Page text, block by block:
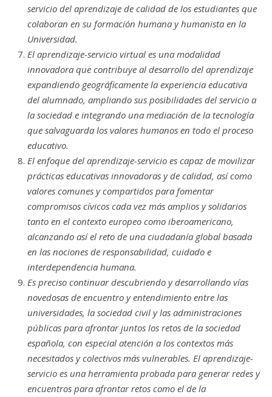
servicio del aprendizaje de calidad de los estudiantes que
colaboran en su formación humana y humanista en la
Universidad.
El aprendizaje-servicio virtual es una modalidad
innovadora que contribuye al desarrollo del aprendizaje
expandiendo geográficamente la experiencia educativa
del alumnado, ampliando sus posibilidades del servicio a
la sociedad e integrando una mediación de la tecnología
que salvaguarda los valores humanos en todo el proceso
educativo.
El enfoque del aprendizaje-servicio es capaz de movilizar
prácticas educativas innovadoras y de calidad, así como
valores comunes y compartidos para fomentar
compromisos cívicos cada vez más amplios y solidarios
tanto en el contexto europeo como iberoamericano,
alcanzando así el reto de una ciudadanía global basada
en las nociones de responsabilidad, cuidado e
interdependencia humana.
Es preciso continuar descubriendo y desarrollando vías
novedosas de encuentro y entendimiento entre las
universidades, la sociedad civil y las administraciones
públicas para afrontar juntos los retos de la sociedad
española, con especial atención a los contextos más
necesitados y colectivos más vulnerables. El aprendizaje-
servicio es una herramienta probada para generar redes y
encuentros para afrontar retos como el de la